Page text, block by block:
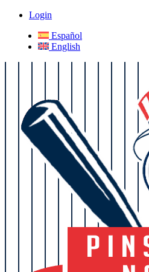
Login
Español
English